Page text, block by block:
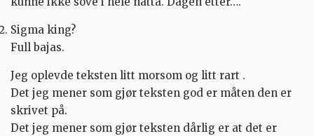
Sigma king?
Full bajas.
Jeg oplevde teksten litt morsom og litt rart .
Det jeg mener som gjør teksten god er måten den er
skrivet på.
Det jeg mener som gjør teksten dårlig er at det er